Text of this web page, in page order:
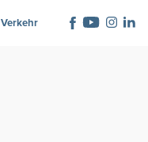
Verkehr